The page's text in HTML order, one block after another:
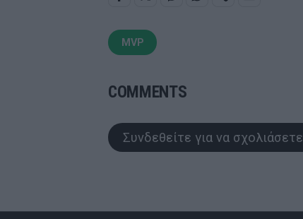
MVP
COMMENTS
Συνδεθείτε για να σχολιάσετε